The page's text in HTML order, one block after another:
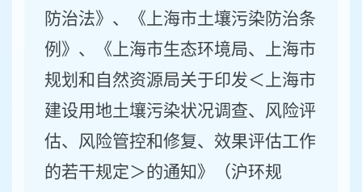
防治法》、《上海市土壤污染防治条
例》、《上海市生态环境局、上海市
规划和自然资源局关于印发＜上海市
建设用地土壤污染状况调查、风险评
估、风险管控和修复、效果评估工作
的若干规定＞的通知》（沪环规